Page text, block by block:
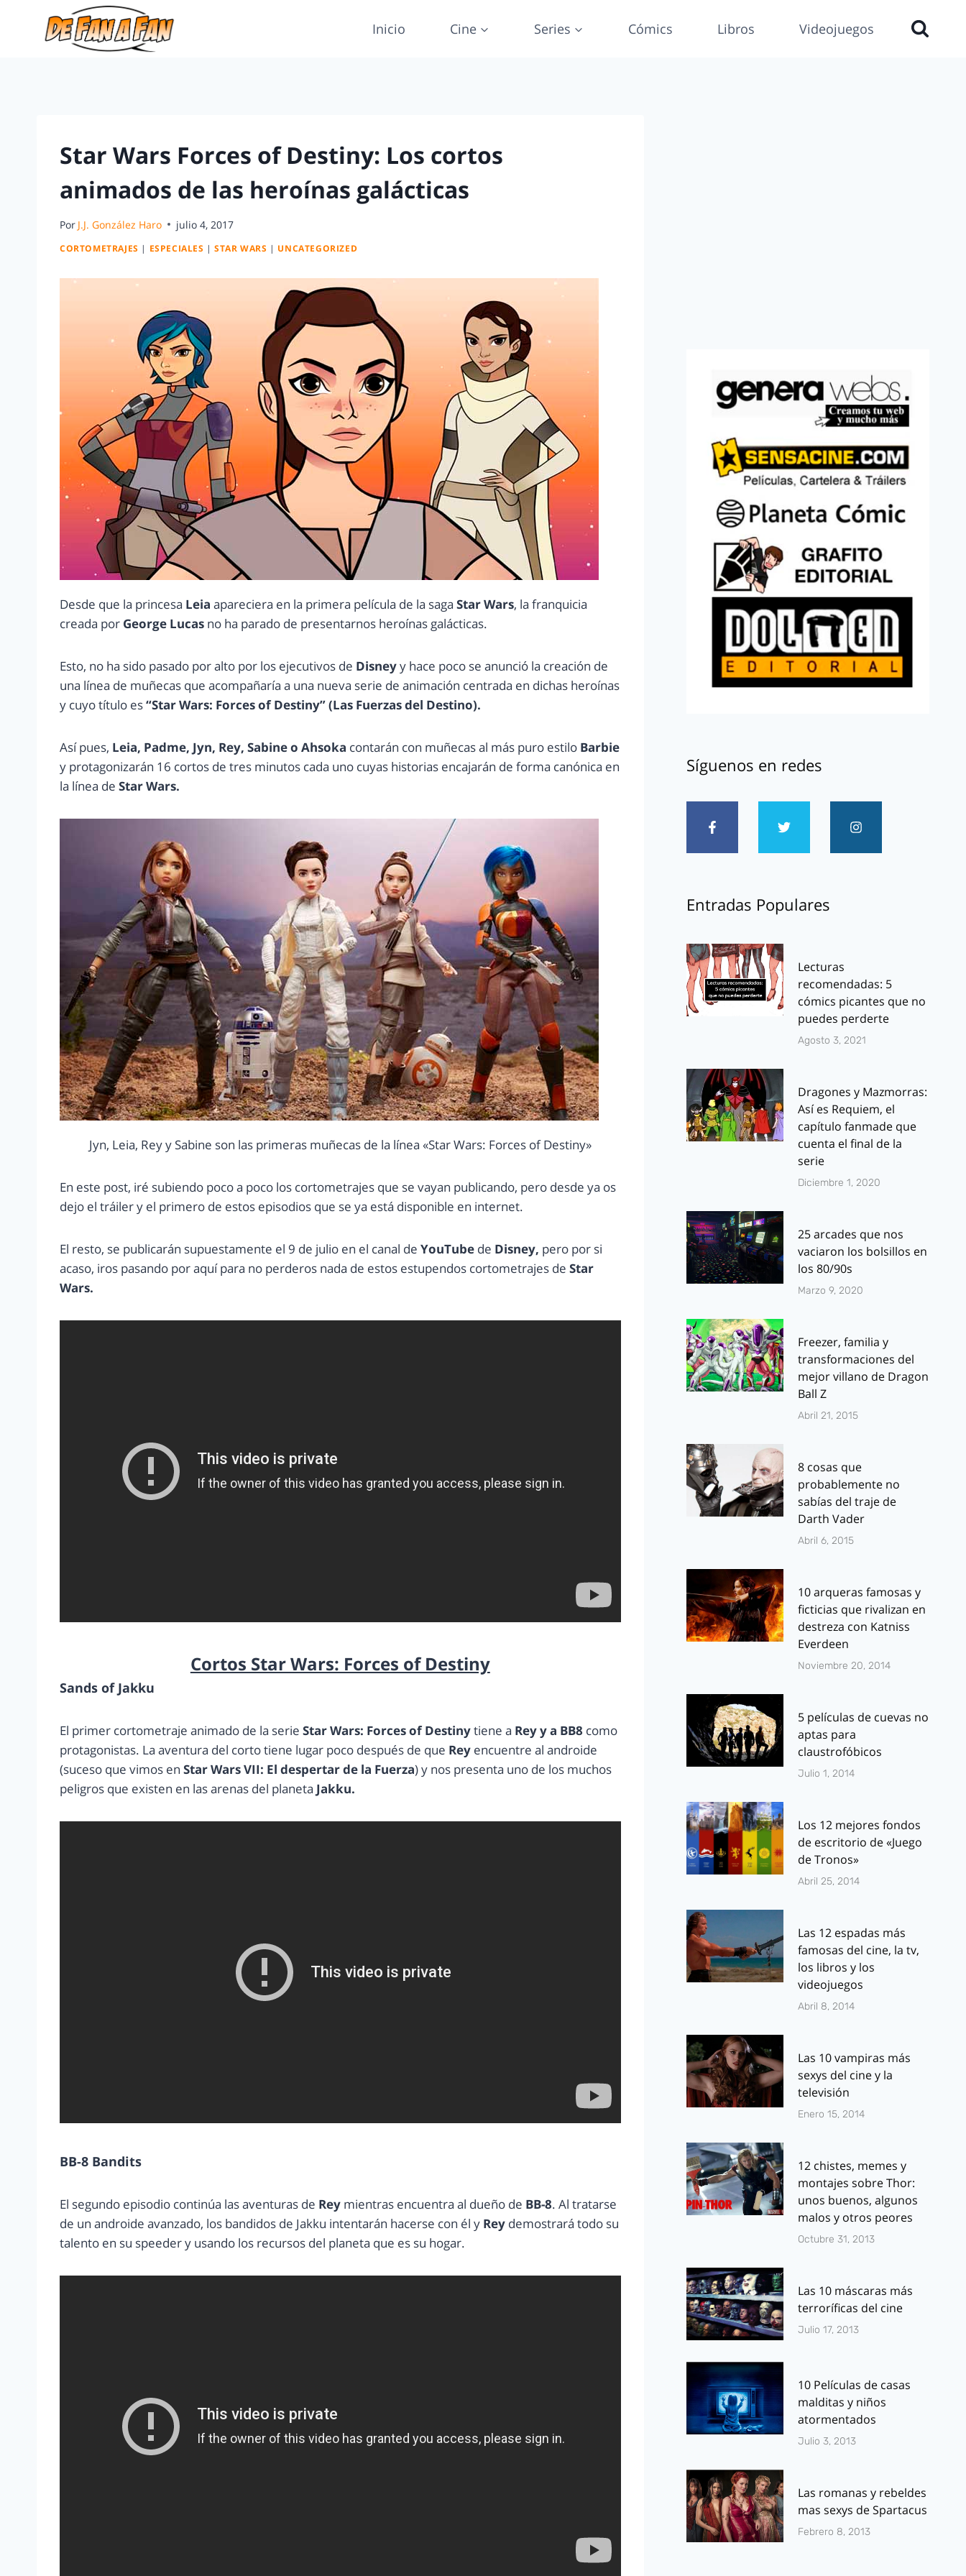
Inicio Cine Series Cómics Libros Videojuegos
Star Wars Forces of Destiny: Los cortos
animados de las heroínas galácticas
Por J.J. González Haro julio 4, 2017
CORTOMETRAJES | ESPECIALES |STAR WARS | UNCATEGORIZED
Desde que la princesa Leia apareciera en la primera película de la saga Star Wars, la franquicia
creada por George Lucas no ha parado de presentarnos heroínas galácticas.
Esto, no ha sido pasado por alto por los ejecutivos de Disneyy hace poco se anunció la creación de
una línea de muñecas que acompañaría a una nueva serie de animación centrada en dichas heroínas
y cuyo título es“Star Wars: Forces of Destiny” (Las Fuerzas del Destino).
Así pues, Leia, Padme, Jyn, Rey, Sabine o Ahsoka contarán con muñecas al más puro estilo Barbie
y protagonizarán 16 cortos de tres minutos cada uno cuyas historias encajarán de forma canónica en
la línea de Star Wars.
Jyn, Leia, Rey y Sabine son las primeras muñecas de la línea «Star Wars: Forces of Destiny»
En este post, iré subiendo poco a poco los cortometrajes que se vayan publicando, pero desde ya os
dejo el tráiler y el primero de estos episodios que se ya está disponible en internet.
El resto, se publicarán supuestamente el 9 de julio en el canal de YouTube de Disney, pero por si
acaso, iros pasando por aquí para no perderos nada de estos estupendos cortometrajes de Star
Wars.
Cortos Star Wars: Forces of Destiny
Sands of Jakku
El primer cortometraje animado de la serie Star Wars: Forces of Destinytiene a Rey y a BB8 como
protagonistas. La aventura del corto tiene lugar poco después de que Rey encuentre al androide
(suceso que vimos en Star Wars VII: El despertar de la Fuerza) y nos presenta uno de los muchos
peligros que existen en las arenas del planeta Jakku.
BB-8 Bandits
El segundo episodio continúa las aventuras de Rey mientras encuentra al dueño de BB-8. Al tratarse
de un androide avanzado, los bandidos de Jakku intentarán hacerse con él y Rey demostrará todo su
talento en su speeder y usando los recursos del planeta que es su hogar.
Síguenos en redes
Entradas Populares
Lecturas
recomendadas: 5
cómics picantes que no
puedes perderte
Agosto 3, 2021
Dragones y Mazmorras:
Así es Requiem, el
capítulo fanmade que
cuenta el final de la
serie
Diciembre 1, 2020
25 arcades que nos
vaciaron los bolsillos en
los 80/90s
Marzo 9, 2020
Freezer, familia y
transformaciones del
mejor villano de Dragon
Ball Z
Abril 21, 2015
8 cosas que
probablemente no
sabías del traje de
Darth Vader
Abril 6, 2015
10 arqueras famosas y
ficticias que rivalizan en
destreza con Katniss
Everdeen
Noviembre 20, 2014
5 películas de cuevas no
aptas para
claustrofóbicos
Julio 1, 2014
Los 12 mejores fondos
de escritorio de «Juego
de Tronos»
Abril 25, 2014
Las 12 espadas más
famosas del cine, la tv,
los libros y los
videojuegos
Abril 8, 2014
Las 10 vampiras más
sexys del cine y la
televisión
Enero 15, 2014
12 chistes, memes y
montajes sobre Thor:
unos buenos, algunos
malos y otros peores
Octubre 31, 2013
Las 10 máscaras más
terroríficas del cine
Julio 17, 2013
10 Películas de casas
malditas y niños
atormentados
Julio 3, 2013
Las romanas y rebeldes
mas sexys de Spartacus
Febrero 8, 2013